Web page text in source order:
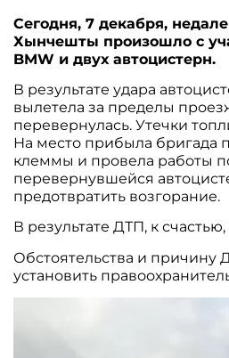
Сегодня, 7 декабря,
Хынчешты произошло с
BMW и двух автоцистерн.
В результате удара
вылетела за пределы
перевернулась. Утечки
На место прибыла бригада
клеммы и провела работы
перевернувшейся
предотвратить возгорание.
В результате ДТП, к
Обстоятельства и причину
установить